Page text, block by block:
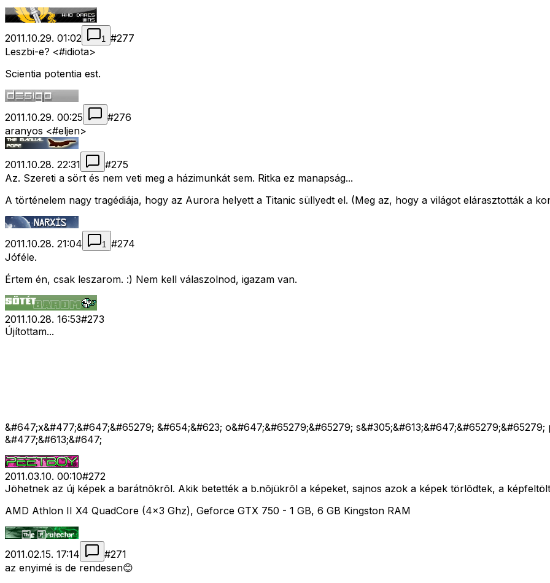
2011.10.29. 01:02 1 #277
Leszbi-e? <#idiota>
Scientia potentia est.
2011.10.29. 00:25 #276
aranyos <#eljen>
2011.10.28. 22:31 #275
Az. Szereti a sört és nem veti meg a házimunkát sem. Ritka ez manapság...
A történelem nagy tragédiája, hogy az Aurora helyett a Titanic süllyedt el. (Meg az, hogy a világot elárasztották a
2011.10.28. 21:04 1 #274
Jóféle.
Értem én, csak leszarom. :) Nem kell válaszolnod, igazam van.
2011.10.28. 16:53#273
Újítottam...
&#647;x&#477;&#647;&#65279; &#654;&#623; o&#647;&#65279;&#65279;
&#477;&#613;&#647;
2011.03.10. 00:10#272
Jöhetnek az új képek a barátnõkrõl. Akik betették a b.nõjükrõl a képeket, sajnos azok a képek törlõdtek, a
AMD Athlon II X4 QuadCore (4x3 Ghz), Geforce GTX 750 - 1 GB, 6 GB Kingston RAM
2011.02.15. 17:14 #271
az enyimé is de rendesen😊